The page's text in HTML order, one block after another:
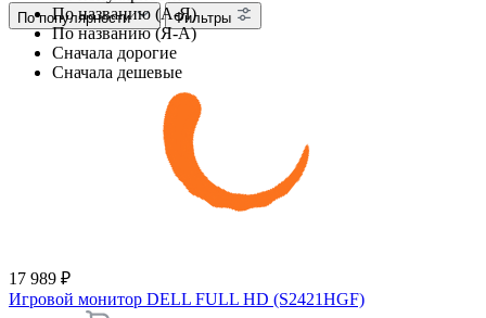
По названию (А-Я)
По названию (Я-А)
Сначала дорогие
Сначала дешевые
По популярности Фильтры
17 989 ₽
Игровой монитор DELL FULL HD (S2421HGF)